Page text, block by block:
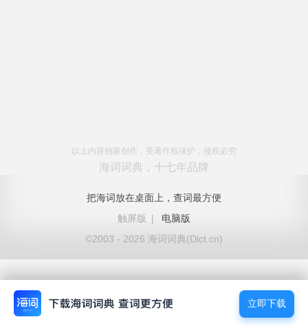
以上内容独家创作，受著作权保护，侵权必究
海词词典，十七年品牌
把海词放在桌面上，查词最方便
触屏版
|
电脑版
©2003 - 2026 海词词典(Dict.cn)
立即下载
立即下载